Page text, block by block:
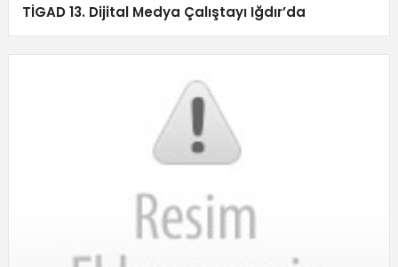
TİGAD 13. Dijital Medya Çalıştayı Iğdır’da